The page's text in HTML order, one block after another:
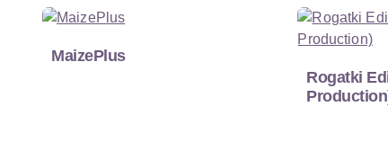
MaizePlus
Rogatki